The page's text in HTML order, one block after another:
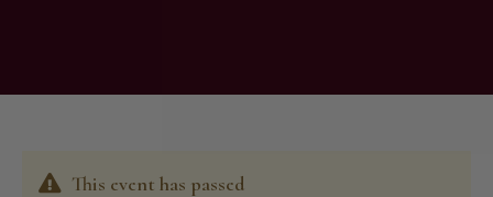
This event has passed